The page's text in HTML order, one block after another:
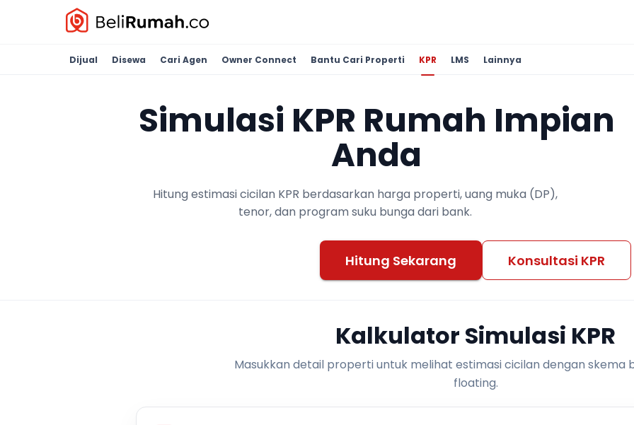
Dijual Disewa Cari Agen Owner Connect Bantu Cari Properti KPR LMS Lainnya
Simulasi KPR Rumah Impian
Anda
Hitung estimasi cicilan KPR berdasarkan harga properti, uang muka (DP),
tenor, dan program suku bunga dari bank.
Hitung Sekarang Konsultasi KPR
Kalkulator Simulasi KPR
Masukkan detail properti untuk melihat estimasi cicilan dengan skema
floating.